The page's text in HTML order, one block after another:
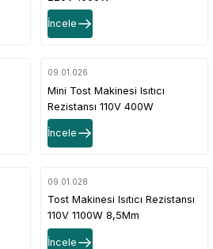
İncele
09.01.026
Mini Tost Makinesi Isıtıcı
Rezistansı 110V 400W
İncele
09.01.028
Tost Makinesi Isıtıcı Rezistansı
110V 1100W 8,5Mm
İncele